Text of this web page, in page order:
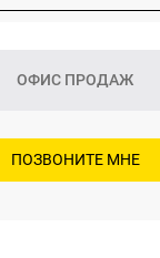
ОФИС ПРОДАЖ
ПОЗВОНИТЕ МНЕ